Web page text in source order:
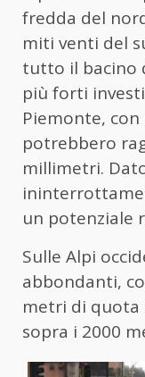
fredda del
miti venti del
tutto il bacino
più forti
Piemonte,
potrebbero
millimetri.
un potenziale
Sulle Alpi
abbondanti,
metri di quota
sopra i 2000